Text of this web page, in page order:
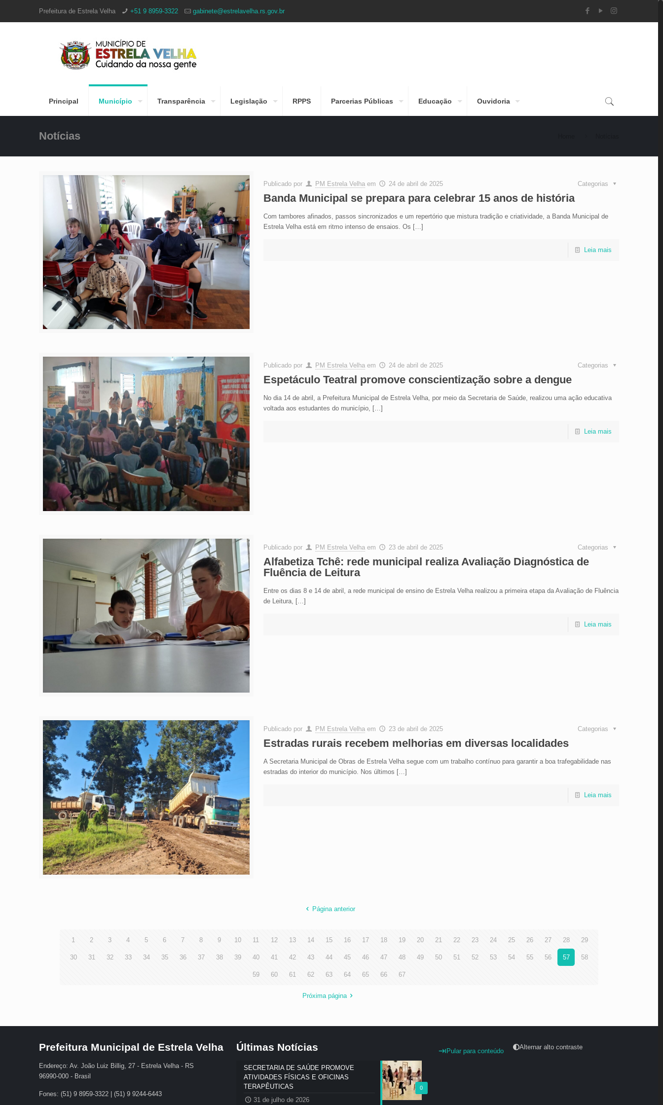
Prefeitura de Estrela Velha +51 9 8959-3322 gabinete@estrelavelha.rs.gov.br
Principal Município Transparência Legislação RPPS Parcerias Públicas Educação Ouvidoria
Notícias
Publicado por PM Estrela Velha em 24 de abril de 2025 Categorias
Banda Municipal se prepara para celebrar 15 anos de história
Com tambores afinados, passos sincronizados e um repertório que mistura tradição e criatividade, a Banda Municipal de
Estrela Velha está em ritmo intenso de ensaios. Os […]
Leia mais
Publicado por PM Estrela Velha em 24 de abril de 2025 Categorias
Espetáculo Teatral promove conscientização sobre a dengue
No dia 14 de abril, a Prefeitura Municipal de Estrela Velha, por meio da Secretaria de Saúde, realizou uma ação educativa
voltada aos estudantes do município, […]
Leia mais
Publicado por PM Estrela Velha em 23 de abril de 2025 Categorias
Alfabetiza Tchê: rede municipal realiza Avaliação Diagnóstica de
Fluência de Leitura
Entre os dias 8 e 14 de abril, a rede municipal de ensino de Estrela Velha realizou a primeira etapa da Avaliação de Fluência
de Leitura,
[…]
Leia mais
Publicado por PM Estrela Velha em 23 de abril de 2025 Categorias
Estradas rurais recebem melhorias em diversas localidades
A Secretaria Municipal de Obras de Estrela Velha segue com um trabalho contínuo para garantir a boa trafegabilidade nas
estradas do interior do município. Nos últimos […]
Leia mais
Página anterior
1 2 3 4 5 6 7 8 9 10 11 12 13 14 15 16 17 18 19 20 21 22 23 24 25 26 27 28 29
30 31 32 33 34 35 36 37 38 39 40 41 42 43 44 45 46 47 48 49 50 51 52 53 54 55 56 57 58
59 60 61 62 63 64 65 66 67
Próxima página
Prefeitura Municipal de Estrela Velha
Endereço: Av. João Luiz Billig, 27 - Estrela Velha - RS
96990-000 - Brasil
Fones: (51) 9 8959-3322 | (51) 9 9244-6443
Últimas Notícias
0
SECRETARIA DE SAÚDE PROMOVE
ATIVIDADES FÍSICAS E OFICINAS
TERAPÊUTICAS
31 de julho de 2026
Pular para conteúdo Alternar alto contraste